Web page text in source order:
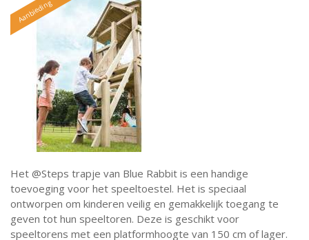
Aanbieding
Het @Steps trapje van Blue Rabbit is een handige
toevoeging voor het speeltoestel. Het is speciaal
ontworpen om kinderen veilig en gemakkelijk toegang te
geven tot hun speeltoren. Deze is geschikt voor
speeltorens met een platformhoogte van 150 cm of lager.